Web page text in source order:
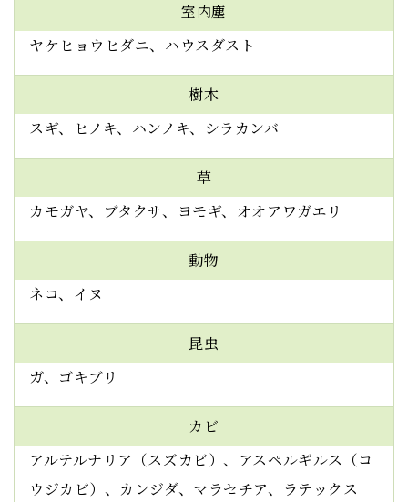
室内塵
ヤケヒョウヒダニ、ハウスダスト
樹木
スギ、ヒノキ、ハンノキ、シラカンバ
草
カモガヤ、ブタクサ、ヨモギ、オオアワガエリ
動物
ネコ、イヌ
昆虫
ガ、ゴキブリ
カビ
アルテルナリア（スズカビ）、アスペルギルス（コ
ウジカビ）、カンジダ、マラセチア、ラテックス